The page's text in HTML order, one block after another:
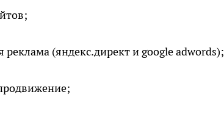
реклама (яндекс.директ и google adwords);